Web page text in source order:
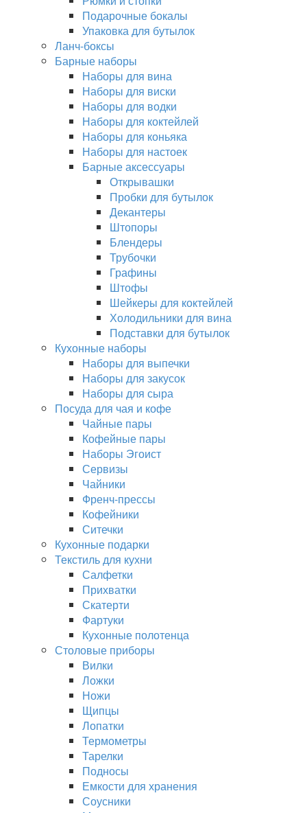
Подарочные бокалы
Упаковка для бутылок
Ланч-боксы
Барные наборы
Наборы для вина
Наборы для виски
Наборы для водки
Наборы для коктейлей
Наборы для коньяка
Наборы для настоек
Барные аксессуары
Открывашки
Пробки для бутылок
Декантеры
Штопоры
Блендеры
Трубочки
Графины
Штофы
Шейкеры для коктейлей
Холодильники для вина
Подставки для бутылок
Кухонные наборы
Наборы для выпечки
Наборы для закусок
Наборы для сыра
Посуда для чая и кофе
Чайные пары
Кофейные пары
Наборы Эгоист
Сервизы
Чайники
Френч-прессы
Кофейники
Ситечки
Кухонные подарки
Текстиль для кухни
Салфетки
Прихватки
Скатерти
Фартуки
Кухонные полотенца
Столовые приборы
Вилки
Ложки
Ножи
Щипцы
Лопатки
Термометры
Тарелки
Подносы
Емкости для хранения
Соусники